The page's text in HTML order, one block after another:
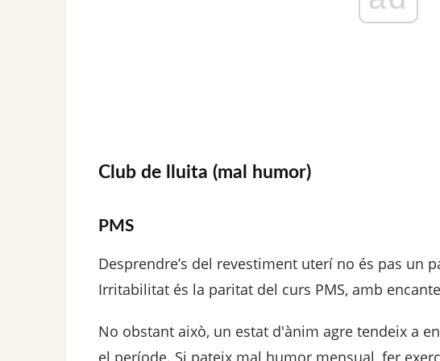
Club de lluita (mal humor)
PMS
Desprendre’s del revestiment uterí no és pas un
Irritabilitat és la paritat del curs PMS, amb
No obstant això, un estat d'ànim agre tendeix a
el període. Si pateix mal humor mensual, fer